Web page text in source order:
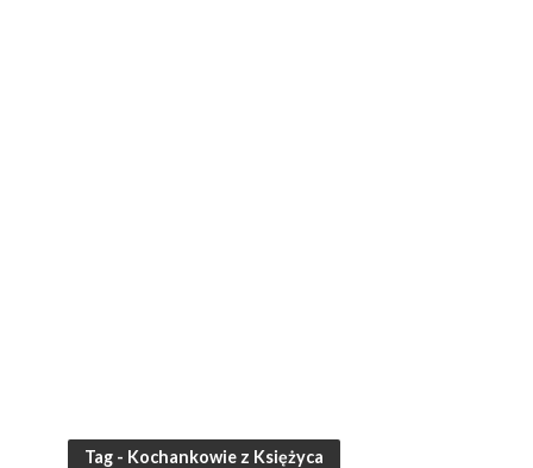
Tag - Kochankowie z Księżyca